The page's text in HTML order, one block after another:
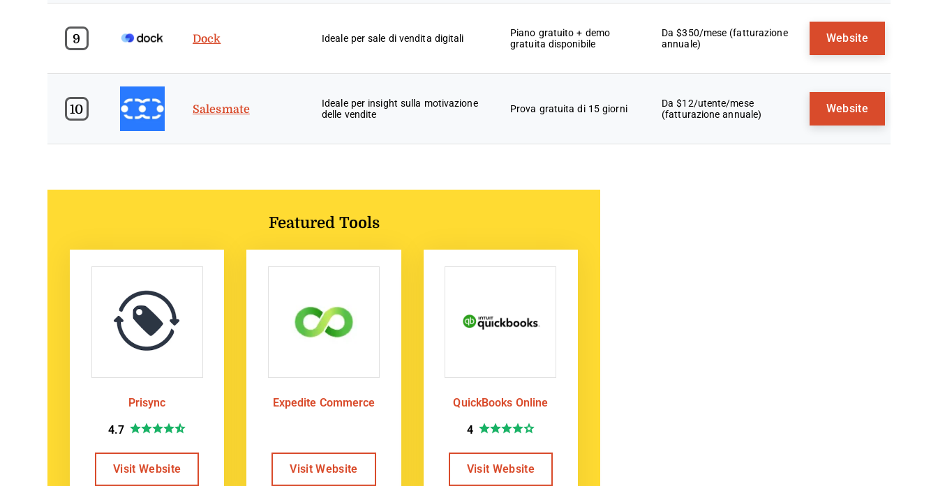
9 Dock Ideale per sale di vendita digitali
Piano gratuito + demo
gratuita disponibile
Da $350/mese (fatturazione
annuale)
Website
10 Salesmate
Ideale per insight sulla motivazione
delle vendite
Prova gratuita di 15 giorni
Da $12/utente/mese
(fatturazione annuale)
Website
Featured Tools
Prisync
4.7
Visit Website
Expedite Commerce
Visit Website
QuickBooks Online
4
Visit Website